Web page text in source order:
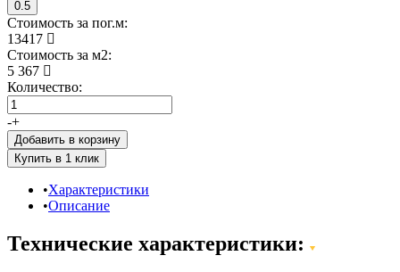
0.5
Стоимость за пог.м:
13417
Стоимость за м2:
5 367
Количество:
-+
Добавить в корзину
Характеристики
Описание
Технические характеристики: